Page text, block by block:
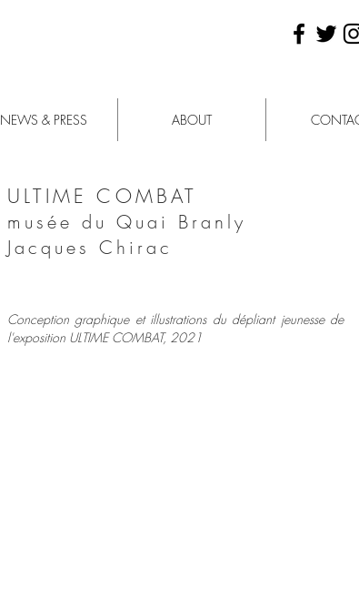
NEWS & PRESS ABOUT
ULTIME COMBAT
musée du Quai Branly
Jacques Chirac
Conception graphique et illustrations du dépliant jeunesse de
l'exposition ULTIME COMBAT, 2021